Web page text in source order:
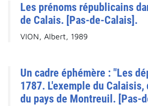
Les prénoms républicains
de Calais. [Pas-de-Calais].
VION, Albert, 1989
Un cadre éphémère : "Les
1787. L'exemple du
du pays de Montreuil. [Pas-